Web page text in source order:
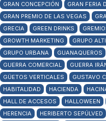
GRAN CONCEPCIÓN
GRAN FERIA
GRAN PREMIO DE LAS VEGAS
GRECIA
GREEN DRINKS
GROWTH MARKETING
GRUPO
GRUPO URBANA
GUANAQUEROS
GUERRA COMERCIAL
GUERRA
GÜETOS VERTICALES
GUSTAVO
HABITALIDAD
HACIENDA
HALL DE ACCESOS
HALLOWEEN
HERENCIA
HERIBERTO SEPÚLVED